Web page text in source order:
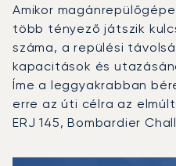
Amikor
több tényező játszik
száma, a repülési
kapacitások és
Íme a leggyakrabban
erre az úti célra az
ERJ 145, Bombardier